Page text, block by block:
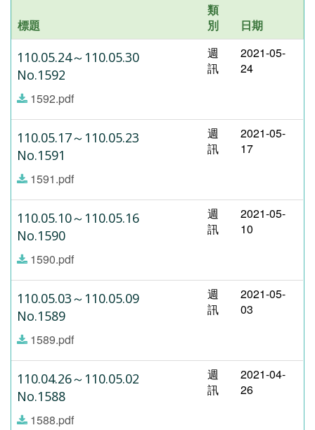
標題
類
別
日期
110.05.24～110.05.30
No.1592
1592.pdf
週
訊
2021-05-
24
110.05.17～110.05.23
No.1591
1591.pdf
週
訊
2021-05-
17
110.05.10～110.05.16
No.1590
1590.pdf
週
訊
2021-05-
10
110.05.03～110.05.09
No.1589
1589.pdf
週
訊
2021-05-
03
110.04.26～110.05.02
No.1588
1588.pdf
週
訊
2021-04-
26